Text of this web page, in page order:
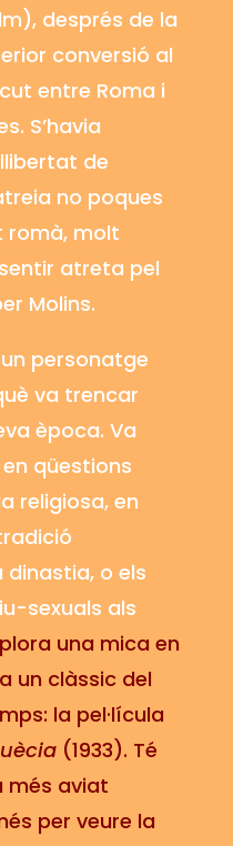
després de la
conversió al
entre Roma i
S’havia
de
no poques
romà, molt
atreta pel
Molins.
personatge
va trencar
època. Va
qüestions
religiosa, en
o els
sexuals als
una mica en
un clàssic del
la pel·lícula
(1933). Té
més aviat
per veure la